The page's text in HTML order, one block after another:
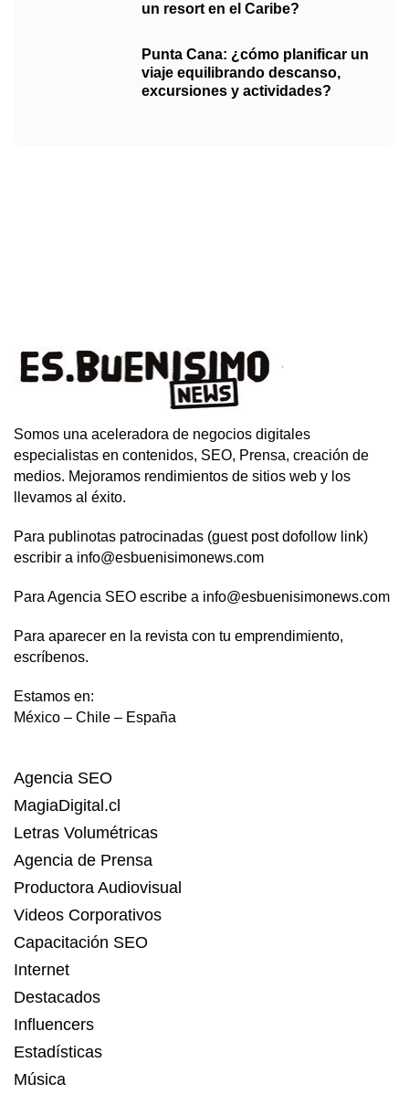
un resort en el Caribe?
Punta Cana: ¿cómo planificar un
viaje equilibrando descanso,
excursiones y actividades?
Somos una aceleradora de negocios digitales
especialistas en contenidos, SEO, Prensa, creación de
medios. Mejoramos rendimientos de sitios web y los
llevamos al éxito.
Para publinotas patrocinadas (guest post dofollow link)
escribir a info@esbuenisimonews.com
Para Agencia SEO escribe a info@esbuenisimonews.com
Para aparecer en la revista con tu emprendimiento,
escríbenos.
Estamos en:
México – Chile – España
Agencia SEO
MagiaDigital.cl
Letras Volumétricas
Agencia de Prensa
Productora Audiovisual
Videos Corporativos
Capacitación SEO
Internet
Destacados
Influencers
Estadísticas
Música